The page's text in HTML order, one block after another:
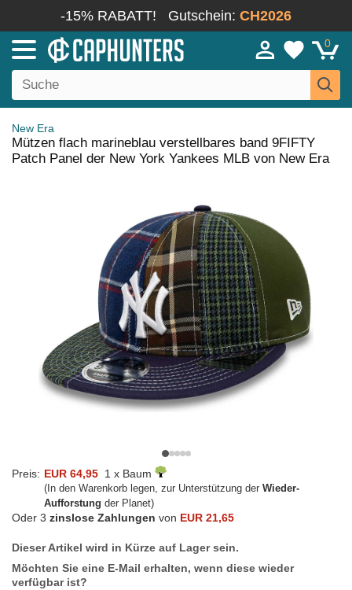
-15% RABATT! Gutschein: CH2026
0
New Era
Mützen flach marineblau verstellbares band 9FIFTY
Patch Panel der New York Yankees MLB von New Era
Preis: EUR 64,95 1 x Baum
(In den Warenkorb legen, zur Unterstützung der Wieder-
Aufforstung der Planet)
Oder 3 zinslose Zahlungen von EUR 21,65
Dieser Artikel wird in Kürze auf Lager sein.
Möchten Sie eine E-Mail erhalten, wenn diese wieder
verfügbar ist?